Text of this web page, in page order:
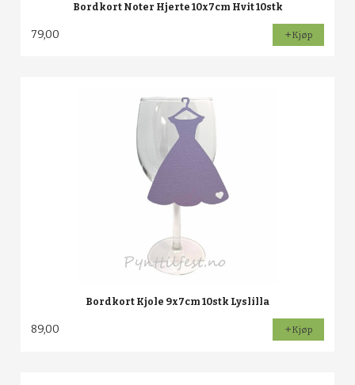
Bordkort Noter Hjerte 10x7cm Hvit 10stk
79,00 Kjøp
Bordkort Kjole 9x7cm 10stk Lyslilla
89,00 Kjøp